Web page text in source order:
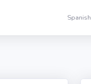
Spanish